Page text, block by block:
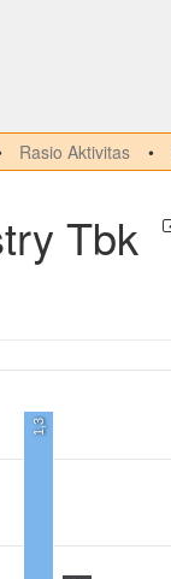
Rasio Aktivitas
Tbk
1,3